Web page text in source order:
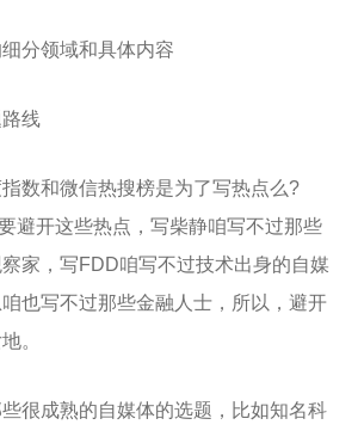
分领域和具体内容
线
数和微信热搜榜是为了写热点么?
避开这些热点，写柴静咱写不过那些
家，写FDD咱写不过技术出身的自媒
也写不过那些金融人士，所以，避开
。
很成熟的自媒体的选题，比如知名科